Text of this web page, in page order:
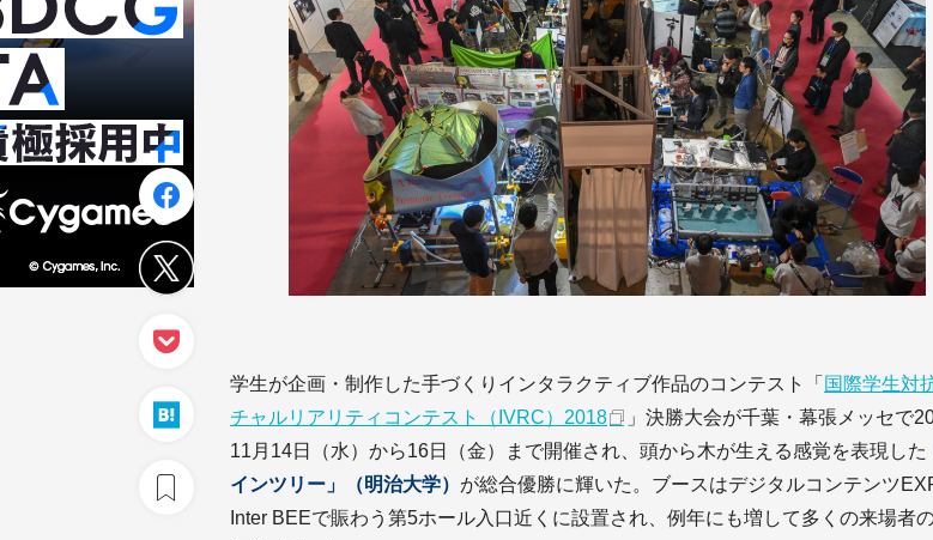
学生が企画・制作した手づくりインタラクティブ作品のコンテスト「 国際学生対
チャルリアリティコンテスト（IVRC）2018
」決勝大会が千葉・幕張メッセで
11月14日（水）から16日（金）まで開催され、頭から木が生える感覚を表現した
インツリー」（明治大学） が総合優勝に輝いた。ブースはデジタルコンテンツ
Inter BEEで賑わう第5ホール入口近くに設置され、例年にも増して多くの来場者